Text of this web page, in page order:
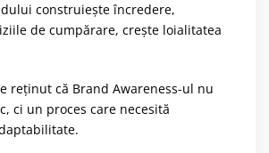
construiește încredere,
de cumpărare, crește loialitatea
reținut că Brand Awareness-ul nu
ci un proces care necesită